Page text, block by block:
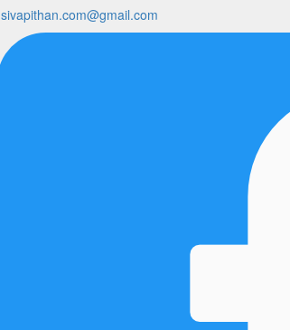
sivapithan.com@gmail.com